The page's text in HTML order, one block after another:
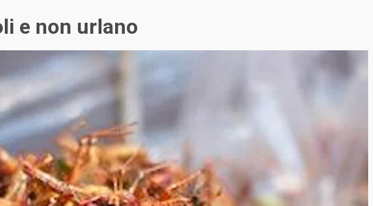
e non urlano